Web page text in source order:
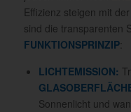
Effizienz steigen mit
sind die transparenten
FUNKTIONSPRINZIP:
LICHTEMISSION:
Sonnenlicht und